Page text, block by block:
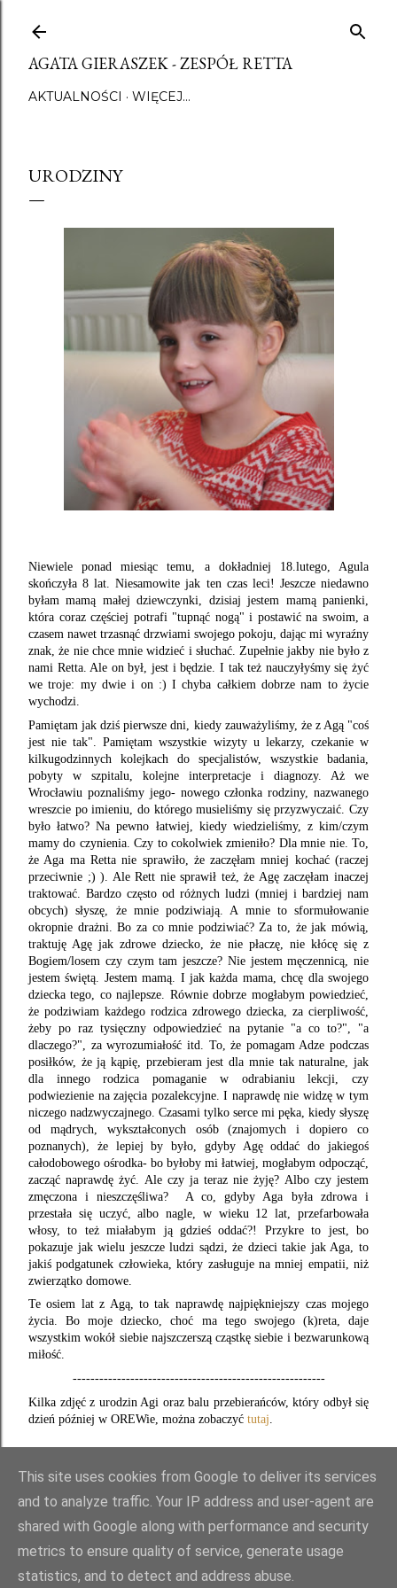
AGATA GIERASZEK - ZESPÓŁ RETTA
AKTUALNOŚCI WIĘCEJ…
URODZINY
Niewiele ponad miesiąc temu, a dokładniej 18.lutego, Agula
skończyła 8 lat. Niesamowite jak ten czas leci! Jeszcze niedawno
byłam mamą małej dziewczynki, dzisiaj jestem mamą panienki,
która coraz częściej potrafi "tupnąć nogą" i postawić na swoim, a
czasem nawet trzasnąć drzwiami swojego pokoju, dając mi wyraźny
znak, że nie chce mnie widzieć i słuchać. Zupełnie jakby nie było z
nami Retta. Ale on był, jest i będzie. I tak też nauczyłyśmy się żyć
we troje: my dwie i on :) I chyba całkiem dobrze nam to życie
wychodzi.
Pamiętam jak dziś pierwsze dni, kiedy zauważyliśmy, że z Agą "coś
jest nie tak". Pamiętam wszystkie wizyty u lekarzy, czekanie w
kilkugodzinnych kolejkach do specjalistów, wszystkie badania,
pobyty w szpitalu, kolejne interpretacje i diagnozy. Aż we
Wrocławiu poznaliśmy jego- nowego członka rodziny, nazwanego
wreszcie po imieniu, do którego musieliśmy się przyzwyczaić. Czy
było łatwo? Na pewno łatwiej, kiedy wiedzieliśmy, z kim/czym
mamy do czynienia. Czy to cokolwiek zmieniło? Dla mnie nie. To,
że Aga ma Retta nie sprawiło, że zaczęłam mniej kochać (raczej
przeciwnie ;) ). Ale Rett nie sprawił też, że Agę zaczęłam inaczej
traktować. Bardzo często od różnych ludzi (mniej i bardziej nam
obcych) słyszę, że mnie podziwiają. A mnie to sformułowanie
okropnie drażni. Bo za co mnie podziwiać? Za to, że jak mówią,
traktuję Agę jak zdrowe dziecko, że nie płaczę, nie kłócę się z
Bogiem/losem czy czym tam jeszcze? Nie jestem męczennicą, nie
jestem świętą. Jestem mamą. I jak każda mama, chcę dla swojego
dziecka tego, co najlepsze. Równie dobrze mogłabym powiedzieć,
że podziwiam każdego rodzica zdrowego dziecka, za cierpliwość,
żeby po raz tysięczny odpowiedzieć na pytanie "a co to?", "a
dlaczego?", za wyrozumiałość itd. To, że pomagam Adze podczas
posiłków, że ją kąpię, przebieram jest dla mnie tak naturalne, jak
dla innego rodzica pomaganie w odrabianiu lekcji, czy
podwiezienie na zajęcia pozalekcyjne. I naprawdę nie widzę w tym
niczego nadzwyczajnego. Czasami tylko serce mi pęka, kiedy słyszę
od mądrych, wykształconych osób (znajomych i dopiero co
poznanych), że lepiej by było, gdyby Agę oddać do jakiegoś
całodobowego ośrodka- bo byłoby mi łatwiej, mogłabym odpocząć,
zacząć naprawdę żyć. Ale czy ja teraz nie żyję? Albo czy jestem
zmęczona i nieszczęśliwa? A co, gdyby Aga była zdrowa i
przestała się uczyć, albo nagle, w wieku 12 lat, przefarbowała
włosy, to też miałabym ją gdzieś oddać?! Przykre to jest, bo
pokazuje jak wielu jeszcze ludzi sądzi, że dzieci takie jak Aga, to
jakiś podgatunek człowieka, który zasługuje na mniej empatii, niż
zwierzątko domowe.
Te osiem lat z Agą, to tak naprawdę najpiękniejszy czas mojego
życia. Bo moje dziecko, choć ma tego swojego (k)reta, daje
wszystkim wokół siebie najszczerszą cząstkę siebie i bezwarunkową
miłość.
---------------------------------------------------------
Kilka zdjęć z urodzin Agi oraz balu przebierańców, który odbył się
dzień później w OREWie, można zobaczyć tutaj.
Obsługiwane przez usługę Blogger
This site uses cookies from Google to deliver its services
and to analyze traffic. Your IP address and user-agent are
shared with Google along with performance and security
metrics to ensure quality of service, generate usage
statistics, and to detect and address abuse.